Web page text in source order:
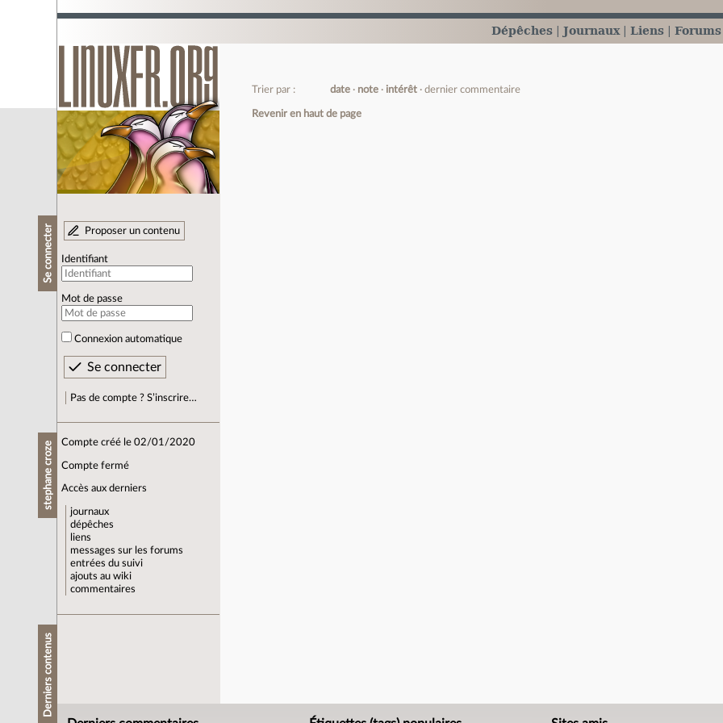
Dépêches Journaux Liens Forums
Se connecter Proposer un contenu
Identifiant
Mot de passe
Connexion automatique
Pas de compte ? S’inscrire…
stephane croze Compte créé le 02/01/2020
Compte fermé
Accès aux derniers
journaux
dépêches
liens
messages sur les forums
entrées du suivi
ajouts au wiki
commentaires
Derniers contenus
Trier par : date note intérêt dernier commentaire
Revenir en haut de page